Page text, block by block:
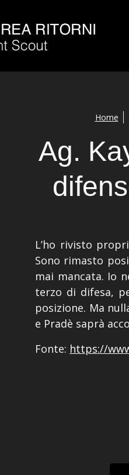
Home
Ag.
L’ho rivisto
Sono rimasto
mai mancata. Io
terzo di difesa,
posizione. Ma
e Pradè saprà
Fonte: https://